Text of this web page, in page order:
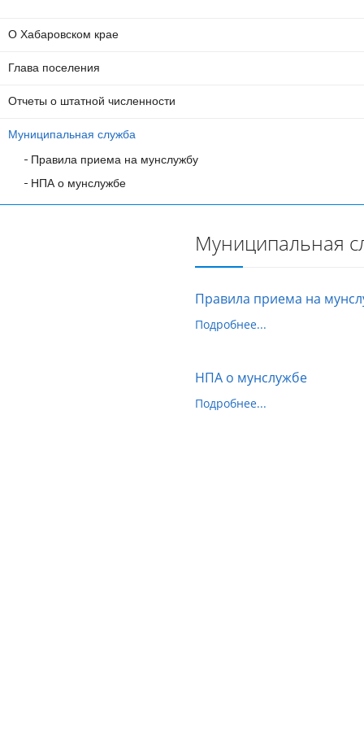
О Хабаровском крае
Глава поселения
Отчеты о штатной численности
Муниципальная служба
Правила приема на мунслужбу
НПА о мунслужбе
Муниципальная
Правила приема на
Подробнее...
НПА о мунслужбе
Подробнее...